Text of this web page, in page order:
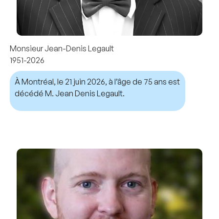
Monsieur Jean-Denis Legault
1951-2026
À Montréal, le 21 juin 2026, à l’âge de 75 ans est
décédé M. Jean Denis Legault.